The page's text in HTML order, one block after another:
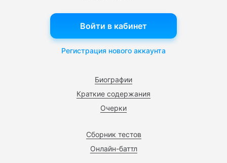
Биографии
Краткие содержания
Очерки
Сборник тестов
Онлайн-баттл
Войти в кабинет
Регистрация нового аккаунта